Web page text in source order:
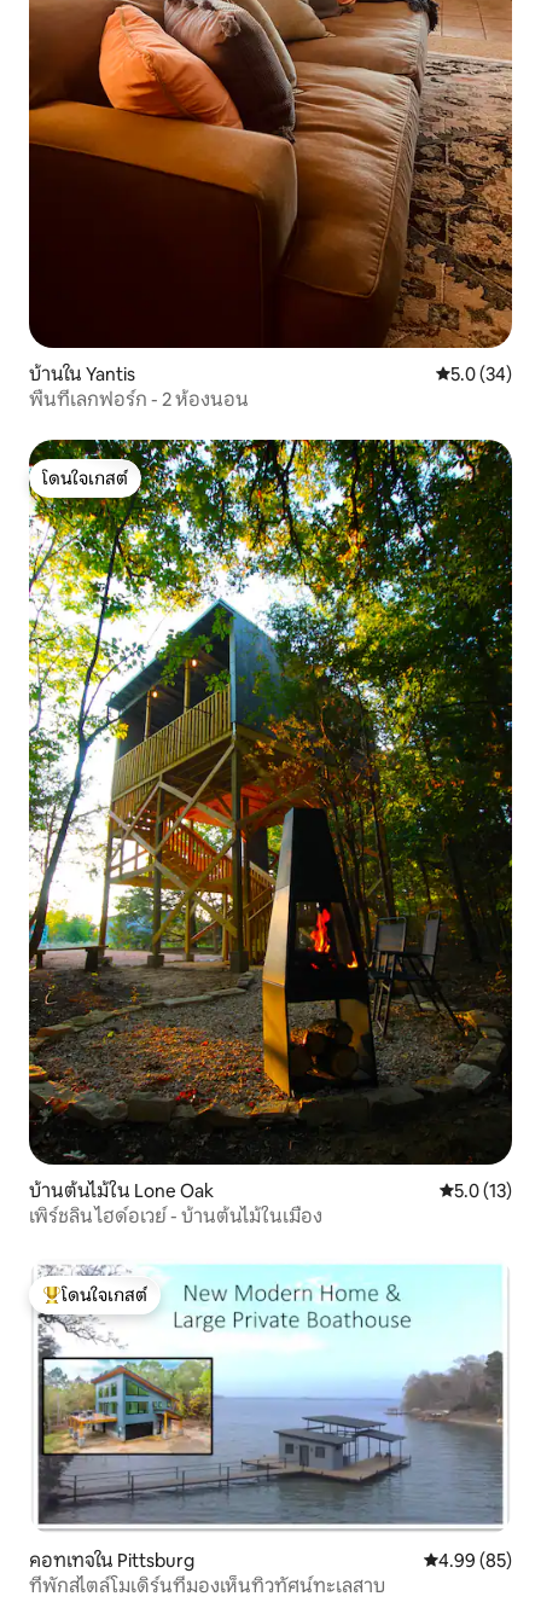
บ้านใน Yantis คะแนนเฉลี่ย
5.0 (34)
พื้นที่เลกฟอร์ก - 2 ห้องนอน
โดนใจเกสต์
โดนใจเกสต์
บ้านต้นไม้ใน Lone Oak คะแนนเฉลี่ย
5.0 (13)
เพิร์ชลิน ไฮด์อเวย์ - บ้านต้นไม้ในเมือง
โดนใจเกสต์ที่สุด
โดนใจเกสต์
คอทเทจใน Pittsburg คะแนนเฉลี่ย
4.99 (85)
ที่พักสไตล์โมเดิร์นที่มองเห็นทิวทัศน์ทะเลสาบ